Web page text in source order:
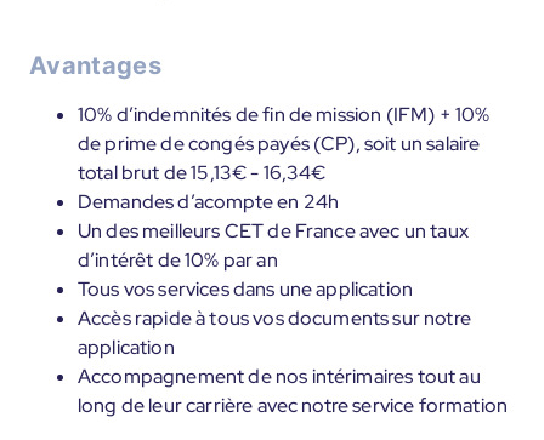
Avantages
10% d’indemnités de fin de mission (IFM) + 10%
de prime de congés payés (CP), soit un salaire
total brut de 15,13€ - 16,34€
Demandes d’acompte en 24h
Un des meilleurs CET de France avec un taux
d’intérêt de 10% par an
Tous vos services dans une application
Accès rapide à tous vos documents sur notre
application
Accompagnement de nos intérimaires tout au
long de leur carrière avec notre service formation